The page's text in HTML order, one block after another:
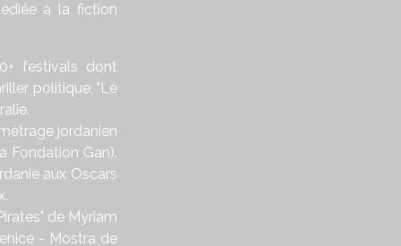
à la fiction
festivals dont
politique, "Le
jordanien
Fondation Gan).
aux Oscars
de Myriam
- Mostra de